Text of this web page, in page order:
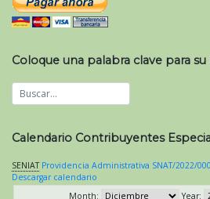
Coloque una palabra clave para su
Calendario Contribuyentes
SENIAT Providencia Administrativa SNAT/2022/
Descargar calendario
Month:
Year: